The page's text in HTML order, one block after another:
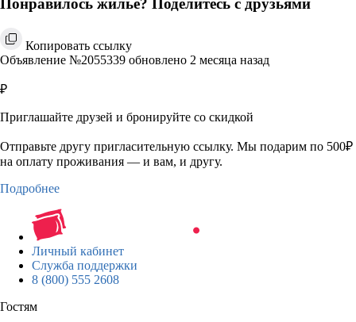
Понравилось жильё? Поделитесь с друзьями
Копировать ссылку
Объявление №2055339 обновлено 2 месяца назад
₽
Приглашайте друзей и бронируйте со скидкой
Отправьте другу пригласительную ссылку. Мы подарим по 500₽
на оплату проживания — и вам, и другу.
Подробнее
Личный кабинет
Служба поддержки
8 (800) 555 2608
Гостям